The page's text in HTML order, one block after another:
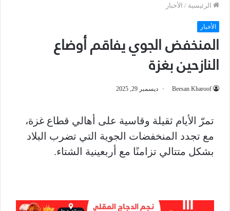
الرئيسية / الأخبار
الأخبار
المنخفض الجوي يفاقم أوضاع
النازحين بغزة
Beesan Kharoof ديسمبر 29, 2025
تمرّ الأيام ثقيلة وقاسية على أهالي قطاع غزة،
مع تجدد المنخفضات الجوية التي تضرب البلاد
بشكل متتالي تزامنًا مع أربعينية الشتاء.